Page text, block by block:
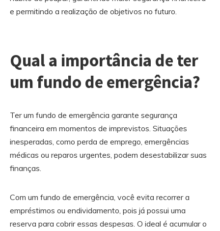
e permitindo a realização de objetivos no futuro.
Qual a importância de ter
um fundo de emergência?
Ter um fundo de emergência garante segurança
financeira em momentos de imprevistos. Situações
inesperadas, como perda de emprego, emergências
médicas ou reparos urgentes, podem desestabilizar suas
finanças.
Com um fundo de emergência, você evita recorrer a
empréstimos ou endividamento, pois já possui uma
reserva para cobrir essas despesas. O ideal é acumular o